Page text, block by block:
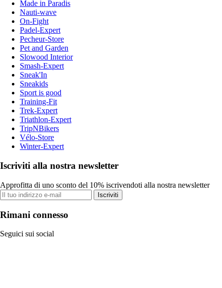
Made in Paradis
Nauti-wave
On-Fight
Padel-Expert
Pecheur-Store
Pet and Garden
Slowood Interior
Smash-Expert
Sneak'In
Sneakids
Sport is good
Training-Fit
Trek-Expert
Triathlon-Expert
TripNBikers
Vélo-Store
Winter-Expert
Iscriviti alla nostra newsletter
Approfitta di uno sconto del 10% iscrivendoti alla nostra newsletter
Iscriviti
Rimani connesso
Seguici sui social